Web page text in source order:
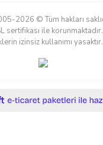
2026 © Tüm hakları
sertifikası ile
izinsiz kullanımı yasaktır.
ideasoft
e-